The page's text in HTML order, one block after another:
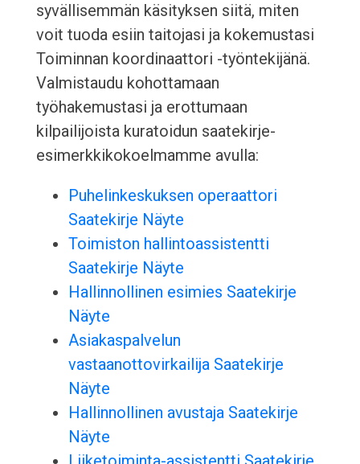
syvällisemmän käsityksen siitä, miten
voit tuoda esiin taitojasi ja kokemustasi
Toiminnan koordinaattori -työntekijänä.
Valmistaudu kohottamaan
työhakemustasi ja erottumaan
kilpailijoista kuratoidun saatekirje-
esimerkkikokoelmamme avulla:
Puhelinkeskuksen operaattori
Saatekirje Näyte
Toimiston hallintoassistentti
Saatekirje Näyte
Hallinnollinen esimies Saatekirje
Näyte
Asiakaspalvelun
vastaanottovirkailija Saatekirje
Näyte
Hallinnollinen avustaja Saatekirje
Näyte